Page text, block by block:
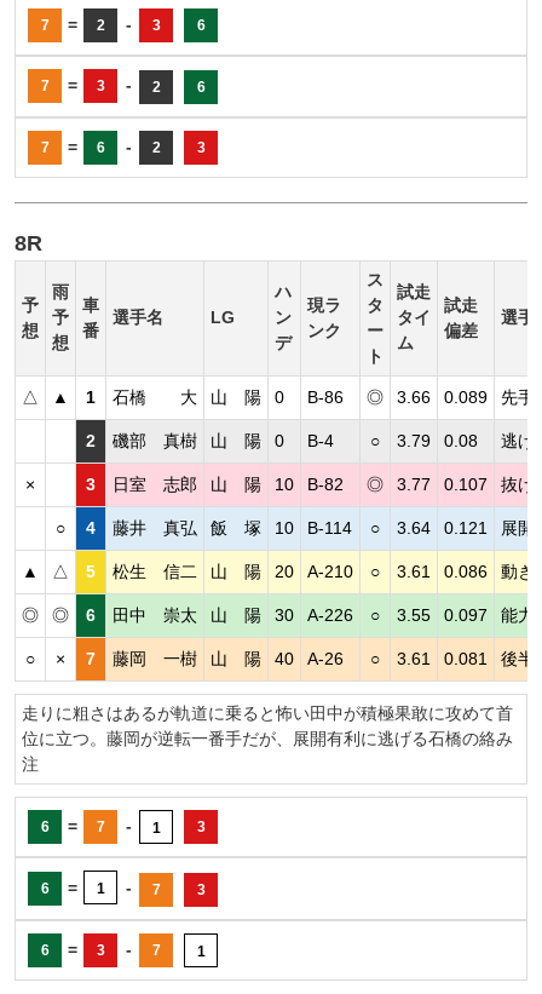
7 = 2 - 3 6
7 = 3 - 2 6
7 = 6 - 2 3
8R
予
想
雨
予
想
車
番
選手名 LG
ハ
ン
デ
現ラ
ンク
ス
タ
ー
ト
試走
タイ
ム
試走
偏差
選手
△ ▲ 1 石橋 大 山 陽 0 B-86 ◎ 3.66 0.089 先手
2 磯部 真樹 山 陽 0 B-4 ○ 3.79 0.08 逃げ
× 3 日室 志郎 山 陽 10 B-82 ◎ 3.77 0.107 抜け
○ 4 藤井 真弘 飯 塚 10 B-114 ○ 3.64 0.121 展開
▲ △ 5 松生 信二 山 陽 20 A-210 ○ 3.61 0.086 動き
◎ ◎ 6 田中 崇太 山 陽 30 A-226 ○ 3.55 0.097 能力
○ × 7 藤岡 一樹 山 陽 40 A-26 ○ 3.61 0.081 後半
走りに粗さはあるが軌道に乗ると怖い田中が積極果敢に攻めて首
位に立つ。藤岡が逆転一番手だが、展開有利に逃げる石橋の絡み
注
6 = 7 - 1 3
6 = 1 - 7 3
6 = 3 - 7 1